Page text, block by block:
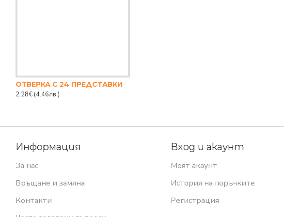
ОТВЕРКА С 24 ПРЕДСТАВКИ
2.28€ (4.46лв.)
Информация
За нас
Връщане и замяна
Контакти
Вход и акаунт
Моят акаунт
История на поръчките
Регистрация